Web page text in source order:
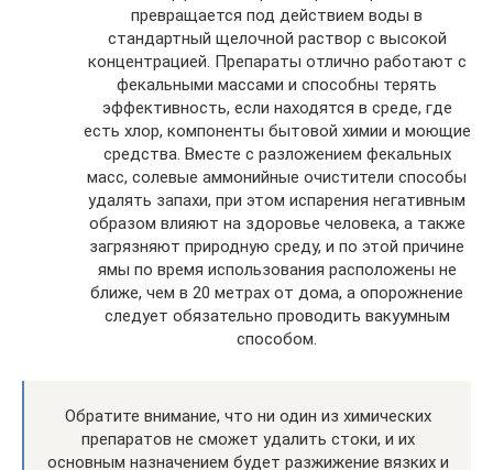
превращается под действием воды в
стандартный щелочной раствор с высокой
концентрацией. Препараты отлично работают с
фекальными массами и способны терять
эффективность, если находятся в среде, где
есть хлор, компоненты бытовой химии и моющие
средства. Вместе с разложением фекальных
масс, солевые аммонийные очистители способы
удалять запахи, при этом испарения негативным
образом влияют на здоровье человека, а также
загрязняют природную среду, и по этой причине
ямы по время использования расположены не
ближе, чем в 20 метрах от дома, а опорожнение
следует обязательно проводить вакуумным
способом.
Обратите внимание, что ни один из химических
препаратов не сможет удалить стоки, и их
основным назначением будет разжижение вязких и